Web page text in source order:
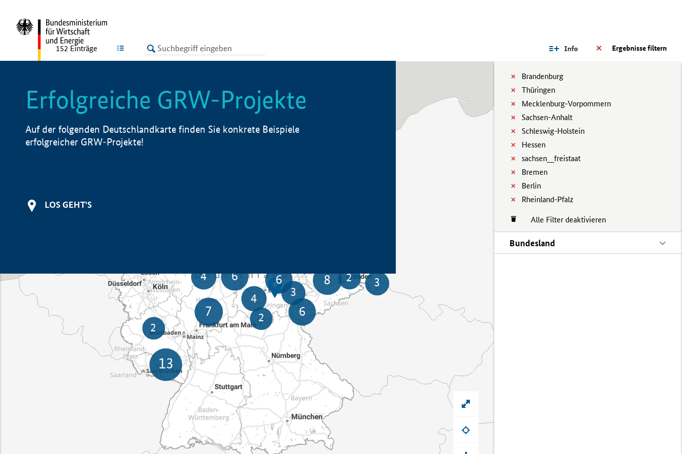
LISTE Ergebnisse filtern
Info
Brandenburg
Thüringen
Mecklenburg-Vorpommern
Sachsen-Anhalt
Schleswig-Holstein
Hessen
sachsen__freistaat
Bremen
Berlin
Rheinland-Pfalz
Alle Filter deaktivieren
Bundesland
152 Einträge
Erfolgreiche GRW-Projekte
Auf der folgenden Deutschlandkarte finden Sie konkrete Beispiele
erfolgreicher GRW-Projekte!
LOS GEHT'S